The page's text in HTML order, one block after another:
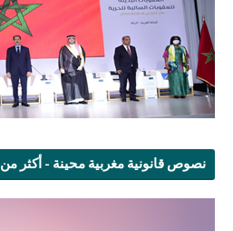
نصوص قانونية مغربية محينة - أكثر من 150 نص قانوني